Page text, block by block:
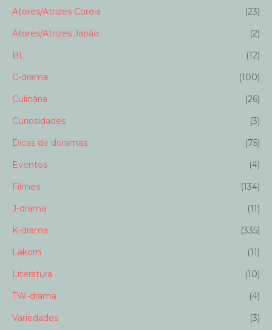
Atores/Atrizes Coreia
(23)
Atores/Atrizes Japão
(2)
BL
(12)
C-drama
(100)
Culinária
(26)
Curiosidades
(3)
Dicas de doramas
(75)
Eventos
(4)
Filmes
(134)
J-drama
(11)
K-drama
(335)
Lakorn
(11)
Literatura
(10)
TW-drama
(4)
Variedades
(3)